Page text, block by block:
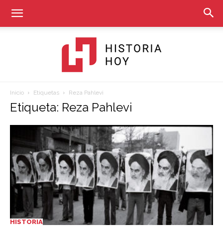
Hoy
Inicio Etiquetas Reza Pahlevi
Etiqueta: Reza Pahlevi
HISTORIA